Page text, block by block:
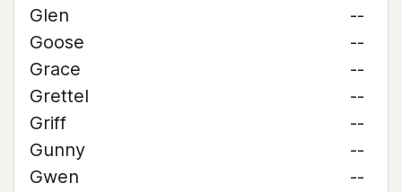
Glen
--
Goose
--
Grace
--
Grettel
--
Griff
--
Gunny
--
Gwen
--